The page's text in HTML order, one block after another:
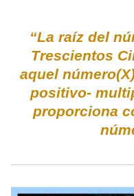
“La raíz del
Trescientos
aquel
positivo-
proporciona